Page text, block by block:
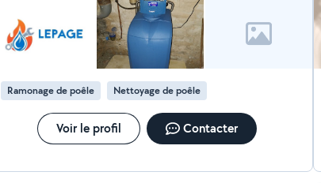
Ramonage de poêle Nettoyage de poêle
Voir le profil Contacter